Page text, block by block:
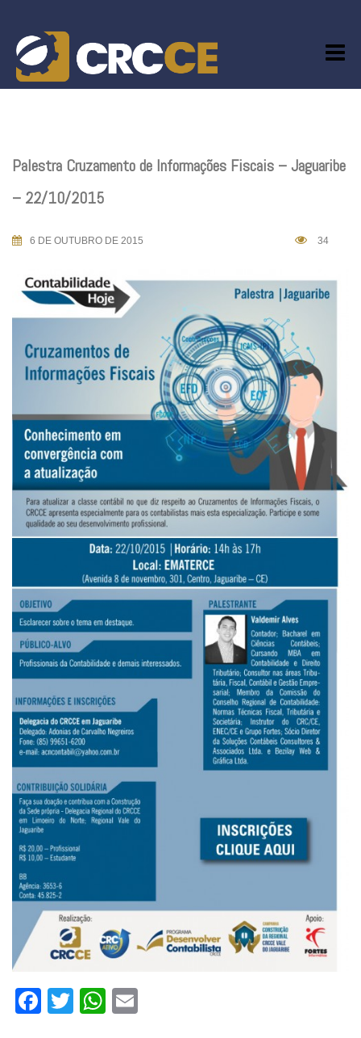
content
Palestra Cruzamento de Informações Fiscais – Jaguaribe
– 22/10/2015
6 DE OUTUBRO DE 2015 34
Facebook
TwitterWhatsApp